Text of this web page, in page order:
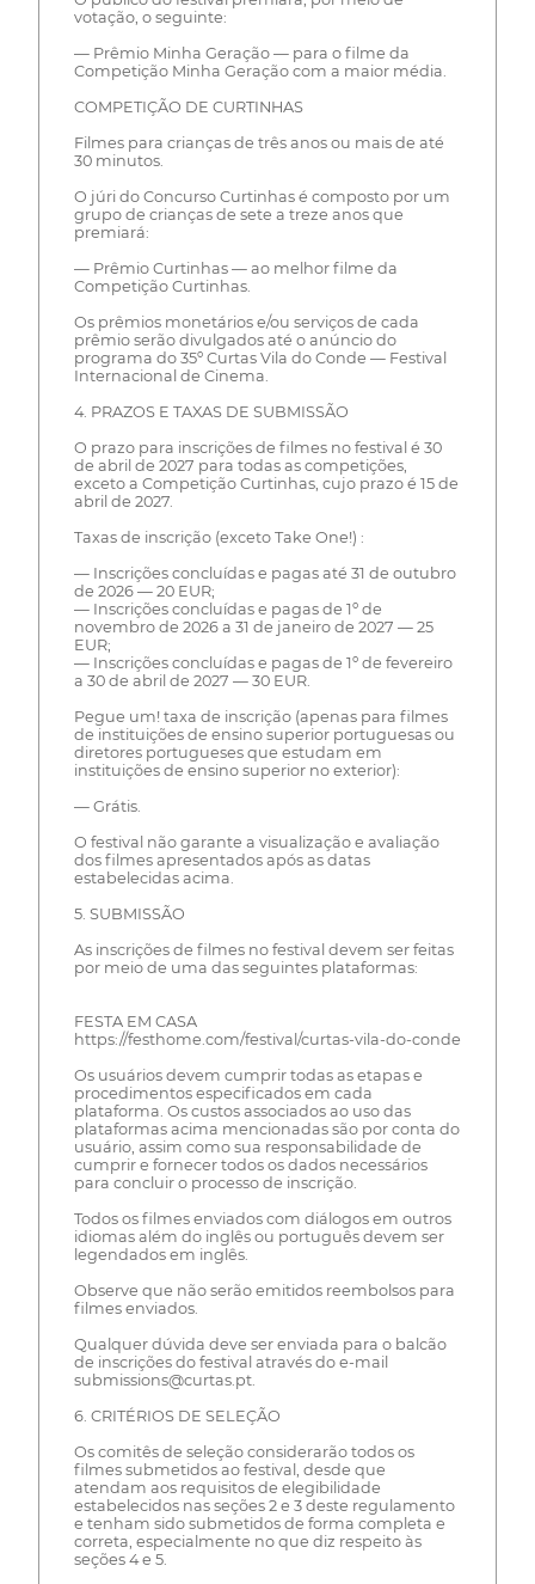
votação, o seguinte:
— Prêmio Minha Geração — para o filme da
Competição Minha Geração com a maior média.
COMPETIÇÃO DE CURTINHAS
Filmes para crianças de três anos ou mais de até
30 minutos.
O júri do Concurso Curtinhas é composto por um
grupo de crianças de sete a treze anos que
premiará:
— Prêmio Curtinhas — ao melhor filme da
Competição Curtinhas.
Os prêmios monetários e/ou serviços de cada
prêmio serão divulgados até o anúncio do
programa do 35º Curtas Vila do Conde — Festival
Internacional de Cinema.
4. PRAZOS E TAXAS DE SUBMISSÃO
O prazo para inscrições de filmes no festival é 30
de abril de 2027 para todas as competições,
exceto a Competição Curtinhas, cujo prazo é 15 de
abril de 2027.
Taxas de inscrição (exceto Take One!) :
— Inscrições concluídas e pagas até 31 de outubro
de 2026 — 20 EUR;
— Inscrições concluídas e pagas de 1º de
novembro de 2026 a 31 de janeiro de 2027 — 25
EUR;
— Inscrições concluídas e pagas de 1º de fevereiro
a 30 de abril de 2027 — 30 EUR.
Pegue um! taxa de inscrição (apenas para filmes
de instituições de ensino superior portuguesas ou
diretores portugueses que estudam em
instituições de ensino superior no exterior):
— Grátis.
O festival não garante a visualização e avaliação
dos filmes apresentados após as datas
estabelecidas acima.
5. SUBMISSÃO
As inscrições de filmes no festival devem ser feitas
por meio de uma das seguintes plataformas:
FESTA EM CASA
https://festhome.com/festival/curtas-vila-do-conde
Os usuários devem cumprir todas as etapas e
procedimentos especificados em cada
plataforma. Os custos associados ao uso das
plataformas acima mencionadas são por conta do
usuário, assim como sua responsabilidade de
cumprir e fornecer todos os dados necessários
para concluir o processo de inscrição.
Todos os filmes enviados com diálogos em outros
idiomas além do inglês ou português devem ser
legendados em inglês.
Observe que não serão emitidos reembolsos para
filmes enviados.
Qualquer dúvida deve ser enviada para o balcão
de inscrições do festival através do e-mail
submissions@curtas.pt.
6. CRITÉRIOS DE SELEÇÃO
Os comitês de seleção considerarão todos os
filmes submetidos ao festival, desde que
atendam aos requisitos de elegibilidade
estabelecidos nas seções 2 e 3 deste regulamento
e tenham sido submetidos de forma completa e
correta, especialmente no que diz respeito às
seções 4 e 5.